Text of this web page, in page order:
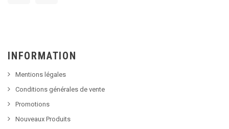
INFORMATION
Mentions légales
Conditions générales de vente
Promotions
Nouveaux Produits